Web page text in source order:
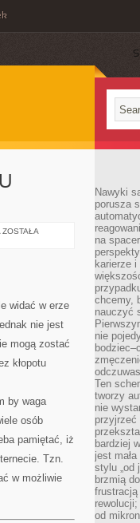
JAK
ZOSTAŁA
widać w erze
nie jest
mogą zostać
kłopotu
by waga
osób
pamiętać, iż
Tzn.
w możliwie
Nawyki
porusza
na
karierze
chcemy,
nauczyć
nie
Ten
tworzy
nie
przyjrzeć
bardziej
jest
stylu „od
brzmią
od